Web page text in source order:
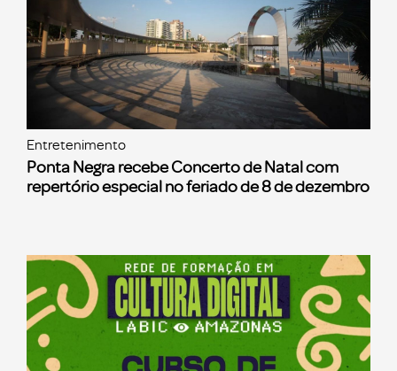
Entretenimento
Ponta Negra recebe Concerto de Natal com
repertório especial no feriado de 8 de dezembro